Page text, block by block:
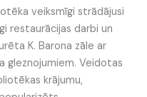
veiksmīgi strādājusi
restaurācijas darbi un
K. Barona zāle ar
gleznojumiem. Veidotas
krājumu,